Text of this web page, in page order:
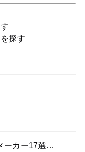
探す
ーカー17選…